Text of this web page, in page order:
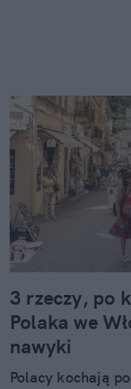
3 rzeczy, po
Polaka we
nawyki
Polacy kochają